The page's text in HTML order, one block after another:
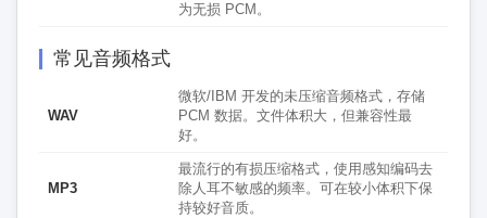
为无损 PCM。
常见音频格式
WAV
微软/IBM 开发的未压缩音频格式，存储
PCM 数据。文件体积大，但兼容性最
好。
MP3
最流行的有损压缩格式，使用感知编码去
除人耳不敏感的频率。可在较小体积下保
持较好音质。